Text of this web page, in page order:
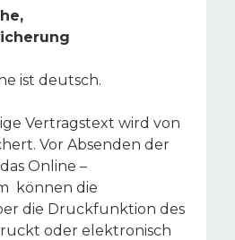
ist deutsch.
Vertragstext wird von
Vor Absenden der
Online –
können die
die Druckfunktion des
oder elektronisch